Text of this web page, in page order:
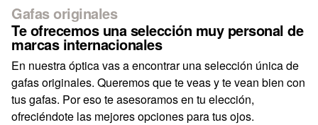
Gafas originales
Te ofrecemos una selección muy personal de
marcas internacionales
En nuestra óptica vas a encontrar una selección única de
gafas originales. Queremos que te veas y te vean bien con
tus gafas. Por eso te asesoramos en tu elección,
ofreciéndote las mejores opciones para tus ojos.